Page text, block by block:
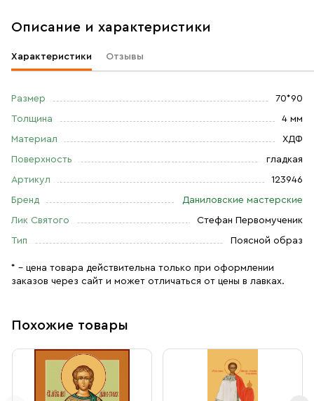
Описание и характеристики
Характеристики Отзывы
Размер 70*90
Толщина 4 мм
Материал ХДФ
Поверхность гладкая
Артикул 123946
Бренд Даниловские мастерские
Лик Святого Стефан Первомученик
Тип Поясной образ
* – цена товара действительна только при оформлении
заказов через сайт и может отличаться от цены в лавках.
Похожие товары